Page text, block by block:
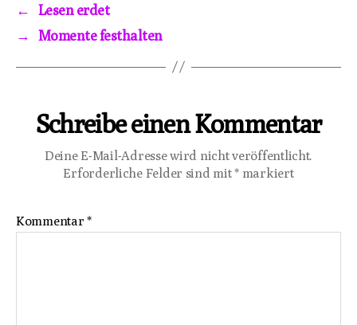
←
Lesen erdet
→
Momente festhalten
Schreibe einen Kommentar
Deine E-Mail-Adresse wird nicht veröffentlicht.
Erforderliche Felder sind mit* markiert
Kommentar*